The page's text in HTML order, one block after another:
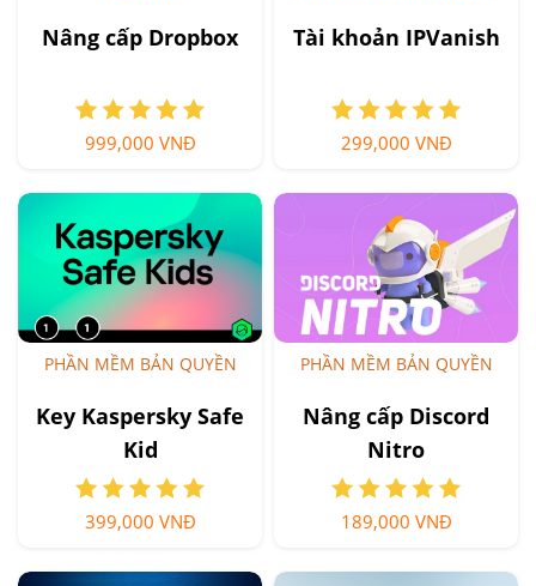
Nâng cấp Dropbox
999,000 VNĐ
Tài khoản IPVanish
299,000 VNĐ
PHẦN MỀM BẢN QUYỀN
Key Kaspersky Safe
Kid
399,000 VNĐ
PHẦN MỀM BẢN QUYỀN
Nâng cấp Discord
Nitro
189,000 VNĐ